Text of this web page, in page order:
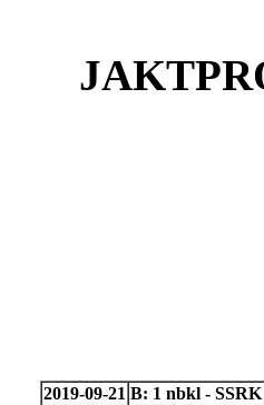
2019-09-21 B: 1 nbkl -